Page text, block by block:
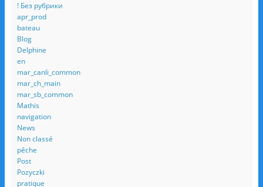
! Без рубрики
apr_prod
bateau
Blog
Delphine
en
mar_canli_common
mar_ch_main
mar_sb_common
Mathis
navigation
News
Non classé
pêche
Post
Pozyczki
pratique